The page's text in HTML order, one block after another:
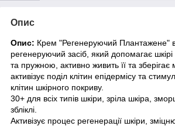
Опис
Опис: Крем "Регенеруючий Плантажене"
регенеруючий засіб, який допомагає
та пружною, активно живить її та зберігає
активізує поділ клітин епідермісу та
клітин шкірного покриву.
30+ для всіх типів шкіри, зріла шкіра,
збліклі.
Активізує процес регенерації шкіри,